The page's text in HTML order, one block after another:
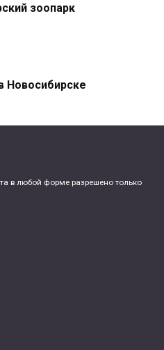
зоопарк
Новосибирске
в любой форме разрешено только